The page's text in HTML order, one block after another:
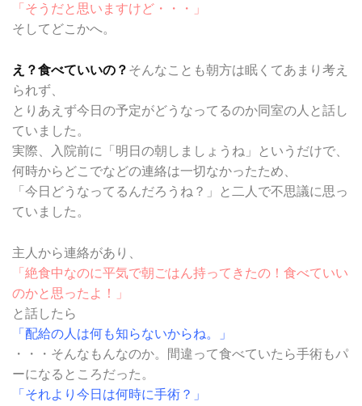
「そうだと思いますけど・・・」
そしてどこかへ。
え？食べていいの？ そんなことも朝方は眠くてあまり考え
られず、
とりあえず今日の予定がどうなってるのか同室の人と話し
ていました。
実際、入院前に「明日の朝しましょうね」というだけで、
何時からどこでなどの連絡は一切なかったため、
「今日どうなってるんだろうね？」と二人で不思議に思っ
ていました。
主人から連絡があり、
「絶食中なのに平気で朝ごはん持ってきたの！食べていい
のかと思ったよ！」
と話したら
「配給の人は何も知らないからね。」
・・・そんなもんなのか。間違って食べていたら手術もパ
ーになるところだった。
「それより今日は何時に手術？」